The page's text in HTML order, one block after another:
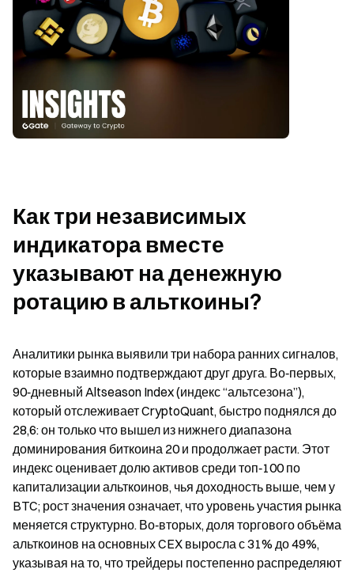
Как три независимых
индикатора вместе
указывают на денежную
ротацию в альткоины?
Аналитики рынка выявили три набора ранних сигналов,
которые взаимно подтверждают друг друга. Во‑первых,
90‑дневный Altseason Index (индекс “альтсезона”),
который отслеживает CryptoQuant, быстро поднялся до
28,6: он только что вышел из нижнего диапазона
доминирования биткоина 20 и продолжает расти. Этот
индекс оценивает долю активов среди топ‑100 по
капитализации альткоинов, чья доходность выше, чем у
BTC; рост значения означает, что уровень участия рынка
меняется структурно. Во‑вторых, доля торгового объёма
альткоинов на основных CEX выросла с 31% до 49%,
указывая на то, что трейдеры постепенно распределяют